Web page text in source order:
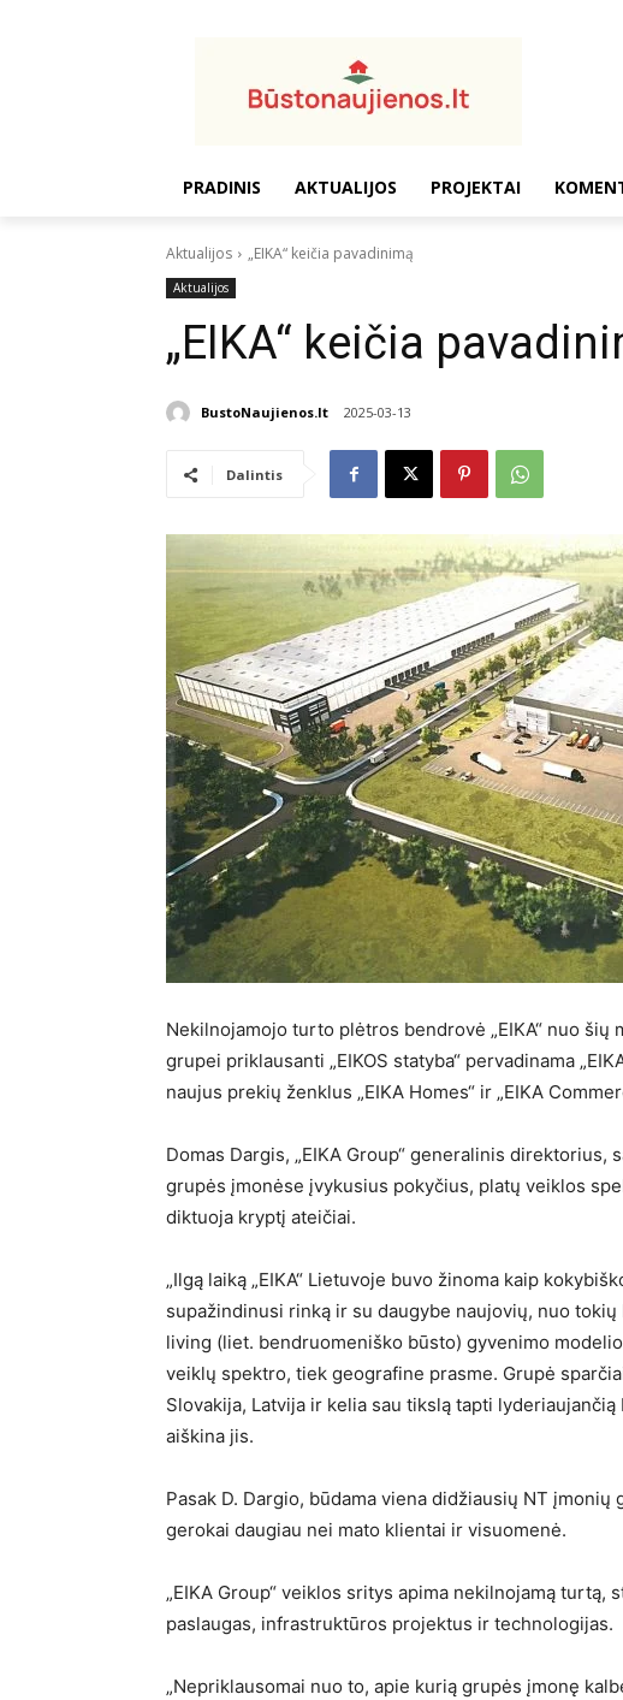
PRADINIS AKTUALIJOS PROJEKTAI
Aktualijos „EIKA“ keičia pavadinimą
Aktualijos
„EIKA“ keičia
BustoNaujienos.lt 2025-03-13
Dalintis
Nekilnojamojo turto plėtros bendrovė „EIKA“ nuo šių
grupei priklausanti „EIKOS statyba“ pervadinama
naujus prekių ženklus „EIKA Homes“ ir „EIKA
Domas Dargis, „EIKA Group“ generalinis direktorius,
grupės įmonėse įvykusius pokyčius, platų veiklos
diktuoja kryptį ateičiai.
„Ilgą laiką „EIKA“ Lietuvoje buvo žinoma kaip
supažindinusi rinką ir su daugybe naujovių, nuo
living (liet. bendruomeniško būsto) gyvenimo
veiklų spektro, tiek geografine prasme. Grupė
Slovakija, Latvija ir kelia sau tikslą tapti
aiškina jis.
Pasak D. Dargio, būdama viena didžiausių NT įmonių
gerokai daugiau nei mato klientai ir visuomenė.
„EIKA Group“ veiklos sritys apima nekilnojamą turtą,
paslaugas, infrastruktūros projektus ir technologijas.
„Nepriklausomai nuo to, apie kurią grupės įmonę